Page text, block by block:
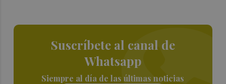
Suscríbete al canal de
Whatsapp
Siempre al día de las últimas noticias